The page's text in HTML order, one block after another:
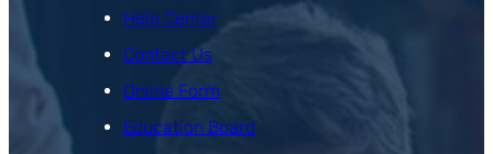
Help Center
Contact Us
Online Form
Education Board